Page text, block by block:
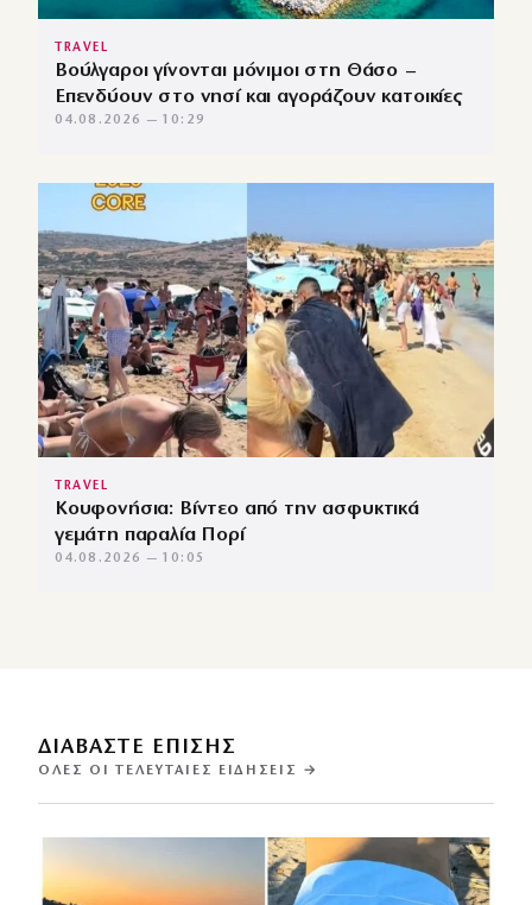
TRAVEL
Βούλγαροι γίνονται μόνιμοι στη Θάσο –
Επενδύουν στο νησί και αγοράζουν κατοικίες
04.08.2026 — 10:29
TRAVEL
Κουφονήσια: Βίντεο από την ασφυκτικά
γεμάτη παραλία Πορί
04.08.2026 — 10:05
ΔΙΑΒΑΣΤΕ ΕΠΙΣΗΣ
ΌΛΕΣ ΟΙ ΤΕΛΕΥΤΑΊΕΣ ΕΙΔΉΣΕΙΣ →